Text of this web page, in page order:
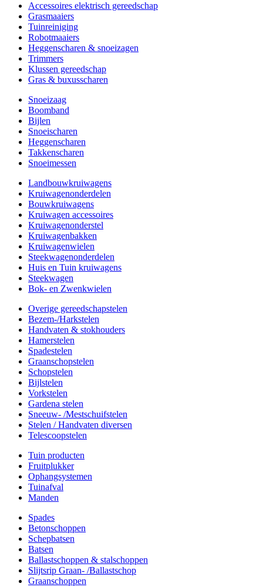
Accessoires elektrisch gereedschap
Grasmaaiers
Tuinreiniging
Robotmaaiers
Heggenscharen & snoeizagen
Trimmers
Klussen gereedschap
Gras & buxusscharen
Snoeizaag
Boomband
Bijlen
Snoeischaren
Heggenscharen
Takkenscharen
Snoeimessen
Landbouwkruiwagens
Kruiwagenonderdelen
Bouwkruiwagens
Kruiwagen accessoires
Kruiwagenonderstel
Kruiwagenbakken
Kruiwagenwielen
Steekwagenonderdelen
Huis en Tuin kruiwagens
Steekwagen
Bok- en Zwenkwielen
Overige gereedschapstelen
Bezem-/Harkstelen
Handvaten & stokhouders
Hamerstelen
Spadestelen
Graanschopstelen
Schopstelen
Bijlstelen
Vorkstelen
Gardena stelen
Sneeuw- /Mestschuifstelen
Stelen / Handvaten diversen
Telescoopstelen
Tuin producten
Fruitplukker
Ophangsystemen
Tuinafval
Manden
Spades
Betonschoppen
Schepbatsen
Batsen
Ballastschoppen & stalschoppen
Slijtsrip Graan- /Ballastschop
Graanschoppen